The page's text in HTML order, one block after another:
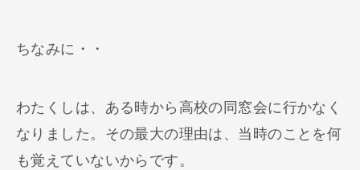
ちなみに・・
わたくしは、ある時から高校の同窓会に行かなく
なりました。その最大の理由は、当時のことを何
も覚えていないからです。